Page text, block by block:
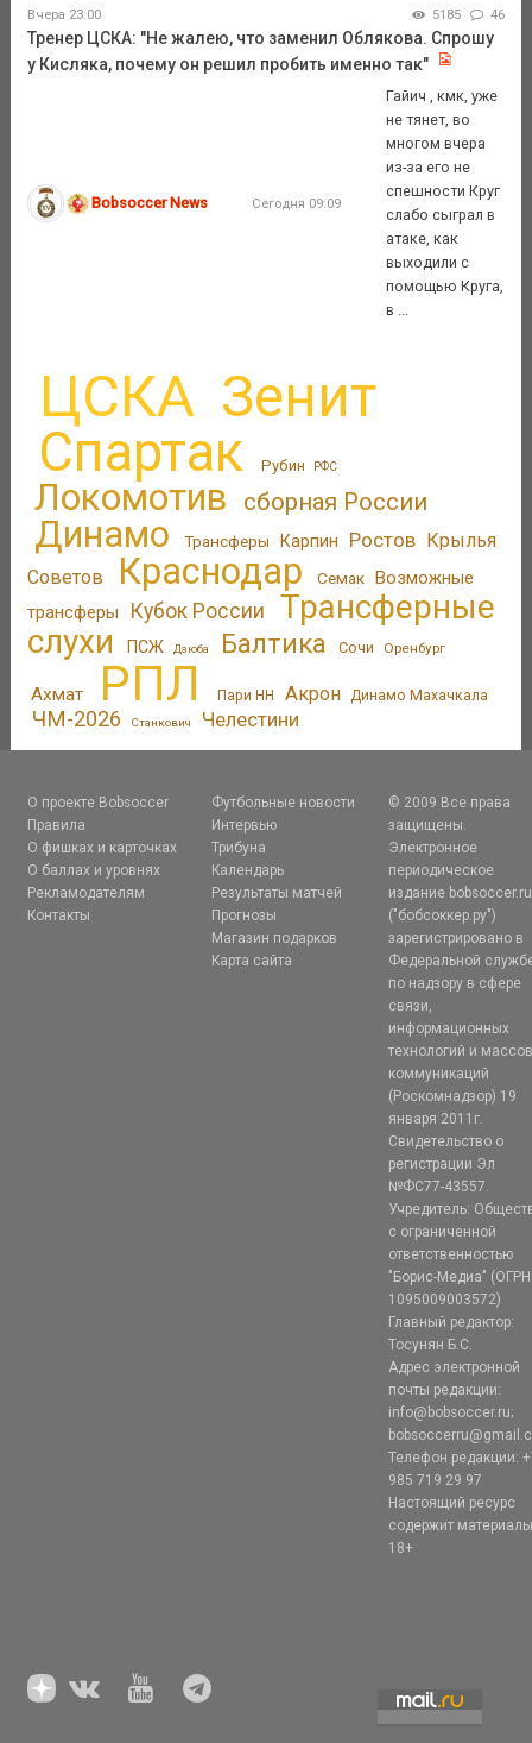
Вчера 23:00 5185 46
Тренер ЦСКА: "Не жалею, что заменил Облякова. Спрошу
у Кисляка, почему он решил пробить именно так"
Bobsoccer News Сегодня 09:09
Гайич , кмк, уже
не тянет, во
многом вчера
из-за его не
спешности Круг
слабо сыграл в
атаке, как
выходили с
помощью Круга,
в ...
ЦСКА Зенит
Спартак Рубин РФС
Локомотив сборная России
Динамо Трансферы Карпин Ростов Крылья
Советов
Краснодар Семак Возможные
трансферы
Кубок России
Трансферные
слухи
ПСЖ Дзюба Балтика Сочи Оренбург
Ахмат РПЛ Пари НН Акрон Динамо Махачкала
ЧМ-2026 Станкович Челестини
О проекте Bobsoccer
Правила
О фишках и карточках
О баллах и уровнях
Рекламодателям
Контакты
Футбольные новости
Интервью
Трибуна
Календарь
Результаты матчей
Прогнозы
Магазин подарков
Карта сайта
© 2009 Все права
защищены.
Электронное
периодическое
издание bobsoccer.ru
("бобсоккер.ру")
зарегистрировано в
Федеральной
по надзору в сфере
связи,
информационных
технологий и
коммуникаций
(Роскомнадзор) 19
января 2011г.
Свидетельство о
регистрации Эл
№ФС77-43557.
Учредитель:
с ограниченной
ответственностью
"Борис-Медиа" (ОГРН
1095009003572)
Главный редактор:
Тосунян Б.С.
Адрес электронной
почты редакции:
info@bobsoccer.ru;
Телефон редакции:
985 719 29 97
Настоящий ресурс
содержит
18+